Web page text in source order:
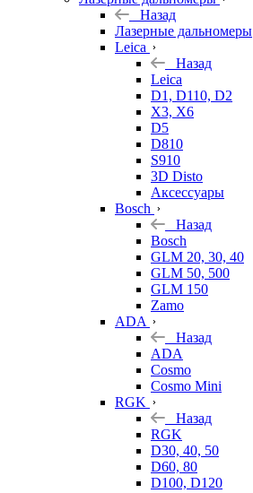
Назад
Лазерные дальномеры
Leica
Назад
Leica
D1, D110, D2
X3, X6
D5
D810
S910
3D Disto
Аксессуары
Bosch
Назад
Bosch
GLM 20, 30, 40
GLM 50, 500
GLM 150
Zamo
ADA
Назад
ADA
Cosmo
Cosmo Mini
RGK
Назад
RGK
D30, 40, 50
D60, 80
D100, D120